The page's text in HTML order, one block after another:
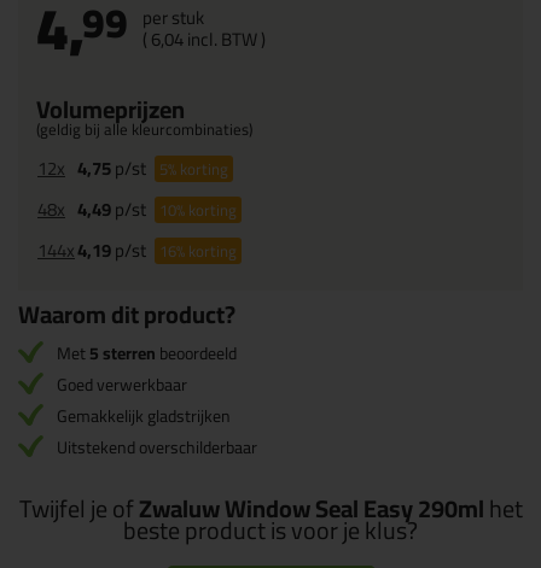
4,99 per stuk
(6,04incl. BTW )
Volumeprijzen
(geldig bij alle kleurcombinaties)
12x 4,75p/st 5%korting
48x 4,49p/st 10%korting
144x4,19p/st 16%korting
Waarom dit product?
Met5 sterrenbeoordeeld
Goed verwerkbaar
Gemakkelijk gladstrijken
Uitstekend overschilderbaar
Twijfel je ofZwaluw Window Seal Easy 290mlhet
beste product is voor je klus?